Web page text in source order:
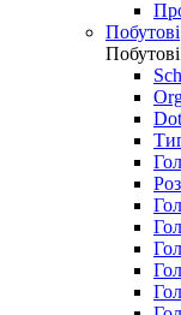
Побутові
Побутові